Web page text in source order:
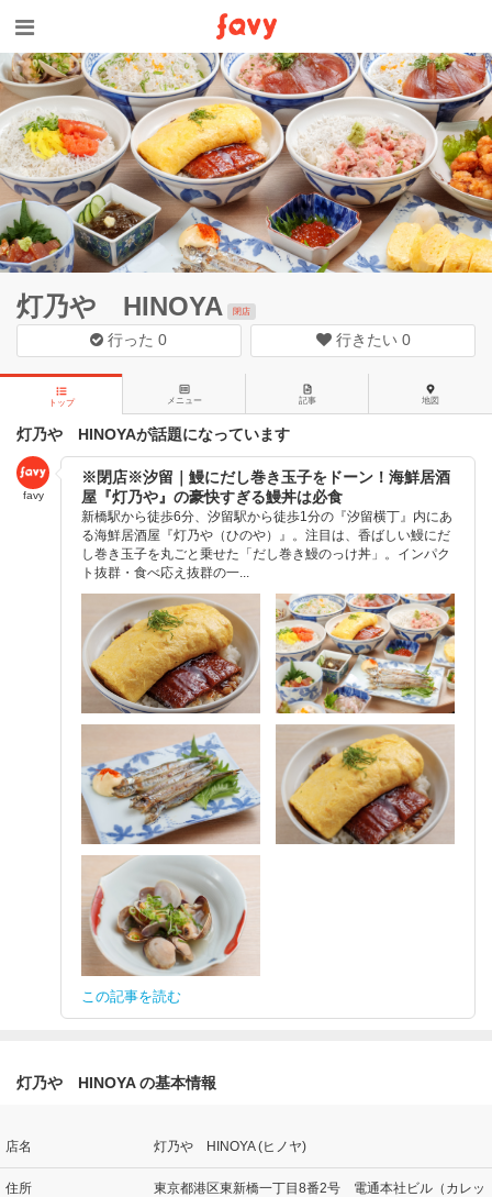
灯乃や HINOYA 閉店
行った0 行きたい 0
トップ メニュー 記事 地図
灯乃や HINOYAが話題になっています
favy
※閉店※汐留｜鰻にだし巻き玉子をドーン！海鮮居酒
屋『灯乃や』の豪快すぎる鰻丼は必食
新橋駅から徒歩6分、汐留駅から徒歩1分の『汐留横丁』内にあ
る海鮮居酒屋『灯乃や（ひのや）』。注目は、香ばしい鰻にだ
し巻き玉子を丸ごと乗せた「だし巻き鰻のっけ丼」。インパク
ト抜群・食べ応え抜群の一...
この記事を読む
灯乃や HINOYA の基本情報
店名 灯乃や HINOYA (ヒノヤ)
住所
東京都港区東新橋一丁目8番2号 電通本社ビル（カレッ